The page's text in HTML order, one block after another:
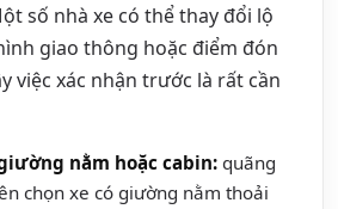
số nhà xe có thể thay đổi lộ
giao thông hoặc điểm đón
việc xác nhận trước là rất cần
nằm hoặc cabin: quãng
chọn xe có giường nằm thoải